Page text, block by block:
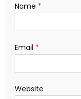
Name *
Email *
Website